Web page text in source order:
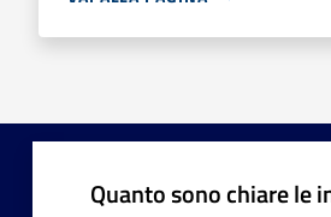
Quanto sono chiare le